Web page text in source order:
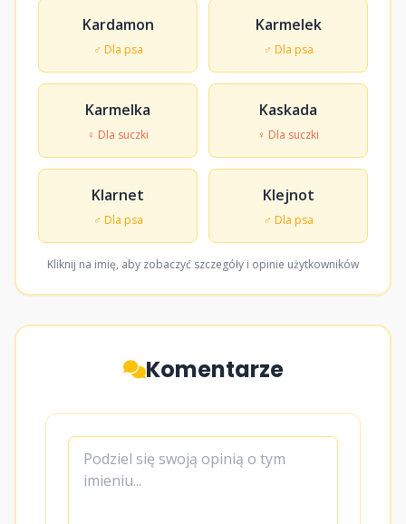
Kardamon
♂ Dla psa
Karmelek
♂ Dla psa
Karmelka
♀ Dla suczki
Kaskada
♀ Dla suczki
Klarnet
♂ Dla psa
Klejnot
♂ Dla psa
Kliknij na imię, aby zobaczyć szczegóły i opinie użytkowników
Komentarze